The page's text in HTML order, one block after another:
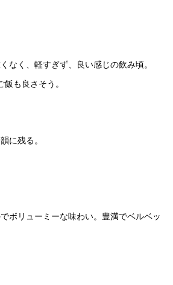
なく、軽すぎず、良い感じの飲み頃。
も良さそう。
に残る。
ボリューミーな味わい。豊満でベルベッ